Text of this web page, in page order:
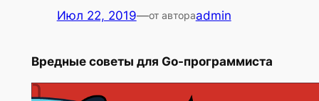
Июл 22, 2019—от автораadmin
Вредные советы для Go-программиста